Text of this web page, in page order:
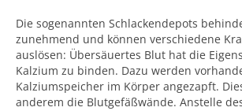
Die sogenannten Schlackendepots
zunehmend und können verschiedene
auslösen: Übersäuertes Blut hat die
Kalzium zu binden. Dazu werden
Kalziumspeicher im Körper angezapft.
anderem die Blutgefäßwände. Anstelle